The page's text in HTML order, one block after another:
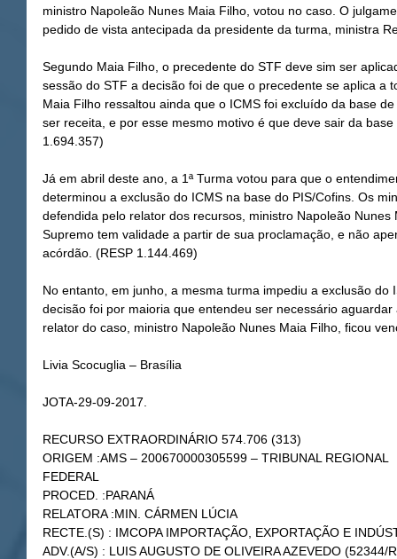
ministro Napoleão Nunes Maia Filho, votou no caso. O
pedido de vista antecipada da presidente da turma, ministra
Segundo Maia Filho, o precedente do STF deve sim ser
sessão do STF a decisão foi de que o precedente se aplica a
Maia Filho ressaltou ainda que o ICMS foi excluído da base
ser receita, e por esse mesmo motivo é que deve sair da
1.694.357)
Já em abril deste ano, a 1ª Turma votou para que o
determinou a exclusão do ICMS na base do PIS/Cofins. Os
defendida pelo relator dos recursos, ministro Napoleão
Supremo tem validade a partir de sua proclamação, e não
acórdão. (RESP 1.144.469)
No entanto, em junho, a mesma turma impediu a exclusão do
decisão foi por maioria que entendeu ser necessário
relator do caso, ministro Napoleão Nunes Maia Filho, ficou
Livia Scocuglia – Brasília
JOTA-29-09-2017.
RECURSO EXTRAORDINÁRIO 574.706 (313)
ORIGEM :AMS – 200670000305599 – TRIBUNAL REGIONAL
FEDERAL
PROCED. :PARANÁ
RELATORA :MIN. CÁRMEN LÚCIA
RECTE.(S) : IMCOPA IMPORTAÇÃO, EXPORTAÇÃO E
ADV.(A/S) : LUIS AUGUSTO DE OLIVEIRA AZEVEDO (52344/